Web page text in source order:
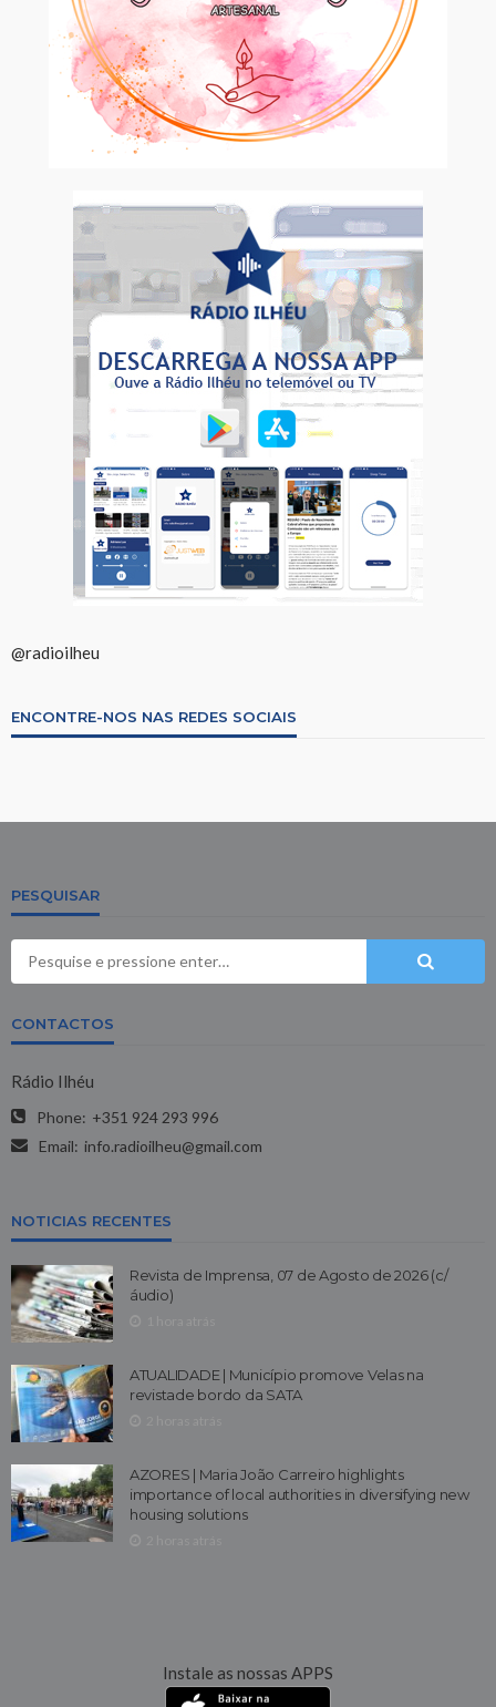
@radioilheu
ENCONTRE-NOS NAS REDES SOCIAIS
PESQUISAR
CONTACTOS
Rádio Ilhéu
Phone: +351 924 293 996
Email: info.radioilheu@gmail.com
NOTICIAS RECENTES
Revista de Imprensa, 07 de Agosto de 2026 (c/
áudio)
ATUALIDADE | Município promove Velas na
revistade bordo da SATA
AZORES | Maria João Carreiro highlights
importance of local authorities in diversifying new
housing solutions
Instale as nossas APPS